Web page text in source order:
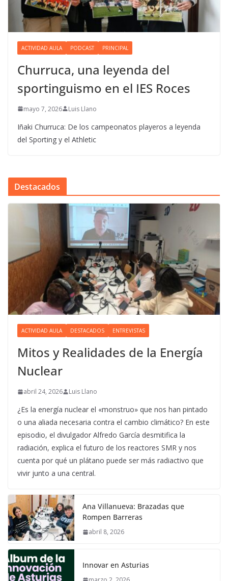
ACTIVIDAD AULA PODCAST PRINCIPAL
Churruca, una leyenda del
sportinguismo en el IES Roces
mayo 7, 2026 Luis Llano
Iñaki Churruca: De los campeonatos playeros a leyenda
del Sporting y el Athletic
Destacados
ACTIVIDAD AULA DESTACADOS ENTREVISTAS
Mitos y Realidades de la Energía
Nuclear
abril 24, 2026 Luis Llano
¿Es la energía nuclear el «monstruo» que nos han pintado
o una aliada necesaria contra el cambio climático? En este
episodio, el divulgador Alfredo García desmitifica la
radiación, explica el futuro de los reactores SMR y nos
cuenta por qué un plátano puede ser más radiactivo que
vivir junto a una central.
Ana Villanueva: Brazadas que
Rompen Barreras
abril 8, 2026
Innovar en Asturias